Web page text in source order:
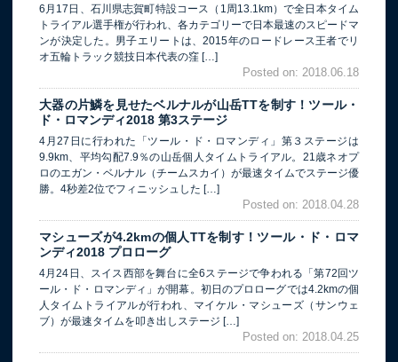
6月17日、石川県志賀町特設コース（1周13.1km）で全日本タイム
トライアル選手権が行われ、各カテゴリーで日本最速のスピードマ
ンが決定した。男子エリートは、2015年のロードレース王者でリ
オ五輪トラック競技日本代表の窪 […]
Posted on: 2018.06.18
大器の片鱗を見せたベルナルが山岳TTを制す！ツール・
ド・ロマンディ2018 第3ステージ
4月27日に行われた「ツール・ド・ロマンディ」第３ステージは
9.9km、平均勾配7.9％の山岳個人タイムトライアル。21歳ネオプ
ロのエガン・ベルナル（チームスカイ）が最速タイムでステージ優
勝。4秒差2位でフィニッシュした […]
Posted on: 2018.04.28
マシューズが4.2kmの個人TTを制す！ツール・ド・ロマ
ンディ2018 プロローグ
4月24日、スイス西部を舞台に全6ステージで争われる「第72回ツ
ール・ド・ロマンディ」が開幕。初日のプロローグでは4.2kmの個
人タイムトライアルが行われ、マイケル・マシューズ（サンウェ
ブ）が最速タイムを叩き出しステージ […]
Posted on: 2018.04.25